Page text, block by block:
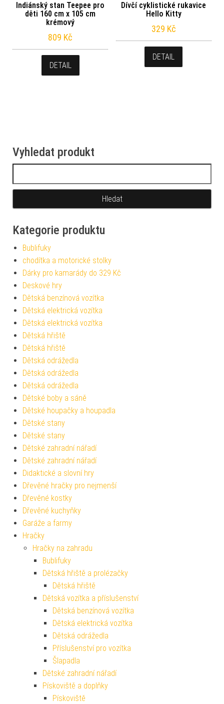
Indiánský stan Teepee pro
děti 160 cm x 105 cm
krémový
809 Kč
DETAIL
Dívčí cyklistické rukavice
Hello Kitty
329 Kč
DETAIL
Vyhledat produkt
Kategorie produktu
Bublifuky
chodítka a motorické stolky
Dárky pro kamarády do 329 Kč
Deskové hry
Dětská benzínová vozítka
Dětská elektrická vozítka
Dětská elektrická vozítka
Dětská hřiště
Dětská hřiště
Dětská odrážedla
Dětská odrážedla
Dětská odrážedla
Dětské boby a sáně
Dětské houpačky a houpadla
Dětské stany
Dětské stany
Dětské zahradní nářadí
Dětské zahradní nářadí
Didaktické a slovní hry
Dřevěné hračky pro nejmenší
Dřevěné kostky
Dřevěné kuchyňky
Garáže a farmy
Hračky
Hračky na zahradu
Bublifuky
Dětská hřiště a prolézačky
Dětská hřiště
Dětská vozítka a příslušenství
Dětská benzínová vozítka
Dětská elektrická vozítka
Dětská odrážedla
Příslušenství pro vozítka
Šlapadla
Dětské zahradní nářadí
Pískoviště a doplňky
Pískoviště